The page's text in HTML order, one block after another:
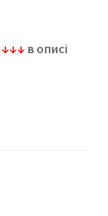
↓↓↓ в описі